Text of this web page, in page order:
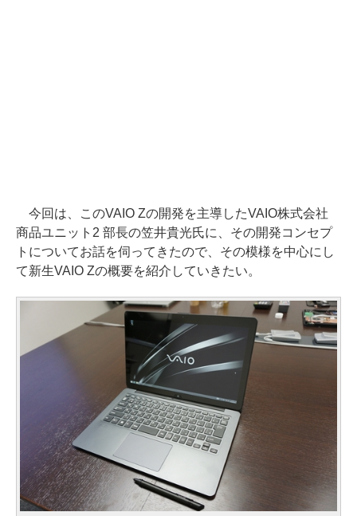
今回は、このVAIO Zの開発を主導したVAIO株式会社
商品ユニット2 部長の笠井貴光氏に、その開発コンセプ
トについてお話を伺ってきたので、その模様を中心にし
て新生VAIO Zの概要を紹介していきたい。